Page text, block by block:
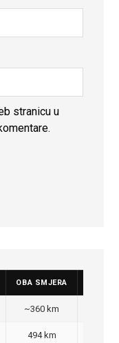
stranicu u
OBA SMJERA
~360 km
494 km